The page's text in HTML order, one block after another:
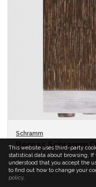
Schramm
Pernas Schramm
Conjunto de 4 pernas de
This website uses third-party
statistical data about browsing.
understood that you accept the
to find out how to change your
policy.